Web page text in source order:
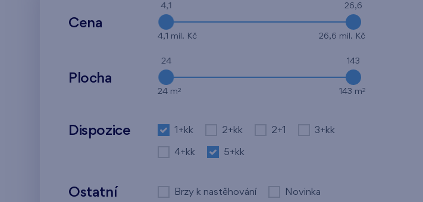
Cena
4,1 26,6
4,1 mil. Kč 26,6 mil. Kč
Plocha
24 143
24 m2 143 m2
Dispozice 1+kk 2+kk 2+1 3+kk
4+kk 5+kk
Ostatní Brzy k nastěhování Novinka